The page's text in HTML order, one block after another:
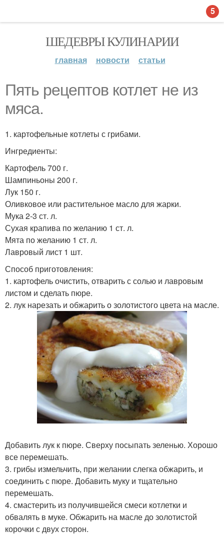
ШЕДЕВРЫ КУЛИНАРИИ
главная новости статьи
Пять рецептов котлет не из
мяса.
1. картофельные котлеты с грибами.
Ингредиенты:
Картофель 700 г.
Шампиньоны 200 г.
Лук 150 г.
Оливковое или растительное масло для жарки.
Мука 2-3 ст. л.
Сухая крапива по желанию 1 ст. л.
Мята по желанию 1 ст. л.
Лавровый лист 1 шт.
Способ приготовления:
1. картофель очистить, отварить с солью и лавровым
листом и сделать пюре.
2. лук нарезать и обжарить о золотистого цвета на масле.
Добавить лук к пюре. Сверху посыпать зеленью. Хорошо
все перемешать.
3. грибы измельчить, при желании слегка обжарить, и
соединить с пюре. Добавить муку и тщательно
перемешать.
4. смастерить из получившейся смеси котлетки и
обвалять в муке. Обжарить на масле до золотистой
корочки с двух сторон.
5